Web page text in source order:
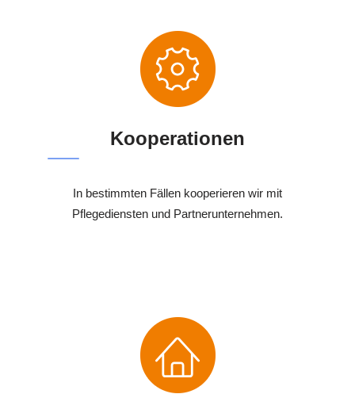
Kooperationen
In bestimmten Fällen kooperieren wir mit
Pflegediensten und Partnerunternehmen.